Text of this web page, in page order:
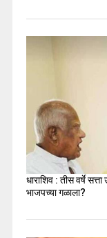
धाराशिव : तीस वर्षे
भाजपच्या गळाला?